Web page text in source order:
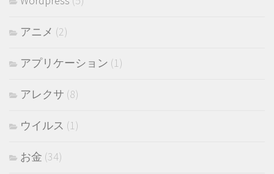
アニメ (2)
アプリケーション (1)
アレクサ (8)
ウイルス (1)
お金 (34)